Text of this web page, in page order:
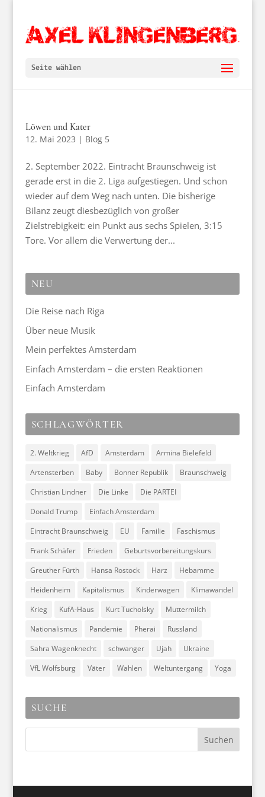
Seite wählen
Löwen und Kater
12. Mai 2023 | Blog 5
2. September 2022. Eintracht Braunschweig ist
gerade erst in die 2. Liga aufgestiegen. Und schon
wieder auf dem Weg nach unten. Die bisherige
Bilanz zeugt diesbezüglich von großer
Zielstrebigkeit: ein Punkt aus sechs Spielen, 3:15
Tore. Vor allem die Verwertung der...
NEU
Die Reise nach Riga
Über neue Musik
Mein perfektes Amsterdam
Einfach Amsterdam – die ersten Reaktionen
Einfach Amsterdam
SCHLAGWÖRTER
2. Weltkrieg AfD Amsterdam
Armina Bielefeld
Artensterben
Baby Bonner Republik
Braunschweig
Christian Lindner
Die Linke
Die PARTEI
Donald Trump
Einfach Amsterdam
Eintracht Braunschweig
EU Familie
Faschismus
Frank Schäfer
Frieden
Geburtsvorbereitungskurs
Greuther Fürth
Hansa Rostock Harz
Hebamme
Heidenheim
Kapitalismus Kinderwagen
Klimawandel
Krieg
KufA-Haus Kurt Tucholsky
Muttermilch
Nationalismus
Pandemie Pherai
Russland
Sahra Wagenknecht
schwanger Ujah
Ukraine
VfL Wolfsburg
Väter Wahlen Weltuntergang Yoga
SUCHE